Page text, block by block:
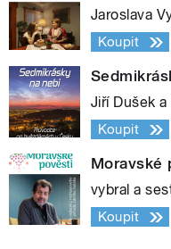
Jaroslava
Koupit
Jiří Dušek a
Koupit
Moravské
vybral a
Koupit